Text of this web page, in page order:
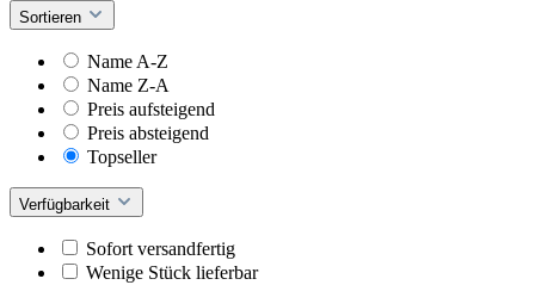
Sortieren
Name A-Z
Name Z-A
Preis aufsteigend
Preis absteigend
Topseller
Verfügbarkeit
Sofort versandfertig
Wenige Stück lieferbar